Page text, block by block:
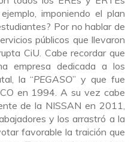
imponiendo el plan
Por no hablar de
públicos que llevaron
CiU. Cabe recordar que
empresa dedicada a los
la “PEGASO” y que fue
en 1994. A su vez cabe
de la NISSAN en 2011,
y los arrastró a la
favorable la traición que